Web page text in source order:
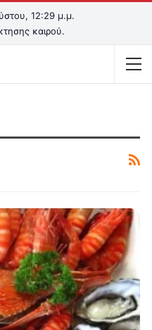
12:29 μ.μ.
καιρού.